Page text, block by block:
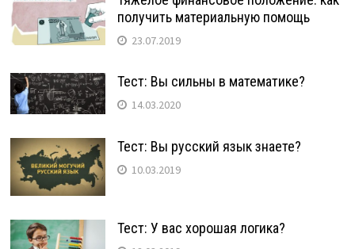
получить материальную помощь
23.07.2019
Тест: Вы сильны в математике?
14.03.2020
Тест: Вы русский язык знаете?
10.03.2019
Тест: У вас хорошая логика?